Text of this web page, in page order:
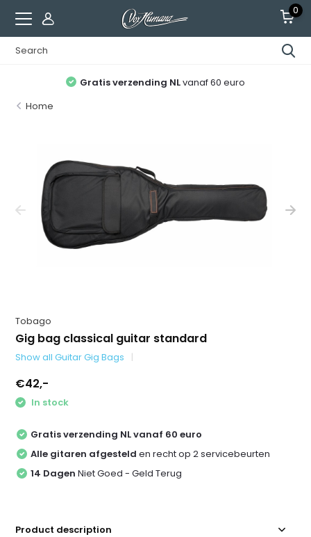
0
Gratis verzending NLvanaf 60 euro
Home
Tobago
Gig bag classical guitar standard
Show all Guitar Gig Bags
€42,-
In stock
Gratis verzending NL vanaf 60 euro
Alle gitaren afgesteld en recht op 2 servicebeurten
14 Dagen Niet Goed - Geld Terug
Product description